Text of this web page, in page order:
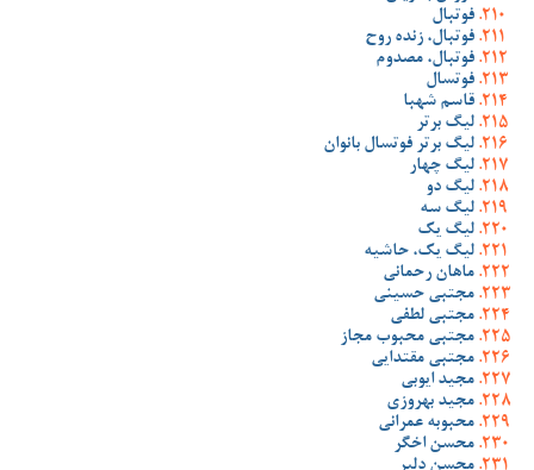
فوتبال
فوتبال، زنده روح
فوتبال، مصدوم
فوتسال
قاسم شهبا
لیگ برتر
لیگ برتر فوتسال بانوان
لیگ چهار
لیگ دو
لیگ سه
لیگ یک
لیگ یک، حاشیه
ماهان رحمانی
مجتبی حسینی
مجتبی لطفی
مجتبی محبوب مجاز
مجتبی مقتدایی
مجید ایوبی
مجید بهروزی
محبوبه عمرانی
محسن اخگر